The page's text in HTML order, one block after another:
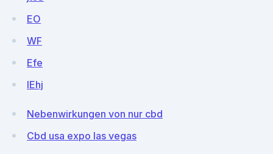
EO
WF
Efe
lEhj
Nebenwirkungen von nur cbd
Cbd usa expo las vegas